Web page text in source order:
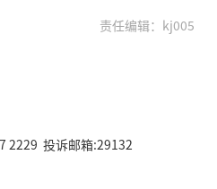
责任编辑：kj005
2229 投诉邮箱:29132